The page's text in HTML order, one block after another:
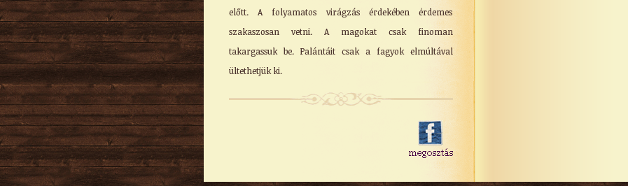
előtt. A folyamatos virágzás érdekében érdemes
szakaszosan vetni. A magokat csak finoman
takargassuk be. Palántáit csak a fagyok elmúltával
ültethetjük ki.